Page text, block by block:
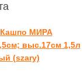
Кашпо МИРА
выс.17см 1,5л
(szary)